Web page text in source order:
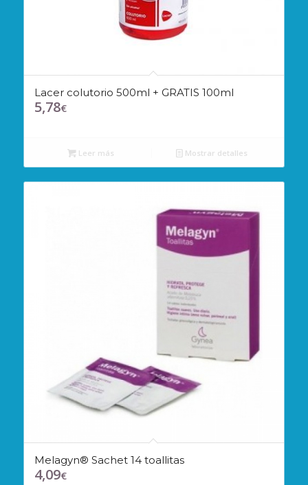
Lacer colutorio 500ml + GRATIS 100ml
5,78€
Leer más Mostrar detalles
Melagyn® Sachet 14 toallitas
4,09€